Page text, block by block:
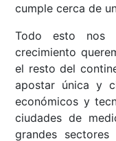
cumple cerca de
Todo esto nos
crecimiento
el resto del
apostar única y
económicos y
ciudades de
grandes